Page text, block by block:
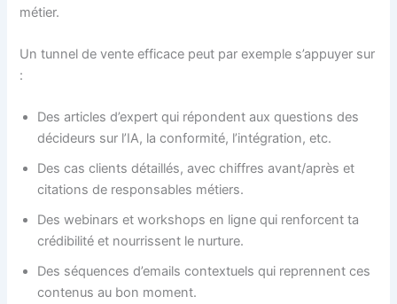
métier.
Un tunnel de vente efficace peut par exemple s’appuyer sur
:
Des articles d’expert qui répondent aux questions des
décideurs sur l’IA, la conformité, l’intégration, etc.
Des cas clients détaillés, avec chiffres avant/après et
citations de responsables métiers.
Des webinars et workshops en ligne qui renforcent ta
crédibilité et nourrissent le nurture.
Des séquences d’emails contextuels qui reprennent ces
contenus au bon moment.